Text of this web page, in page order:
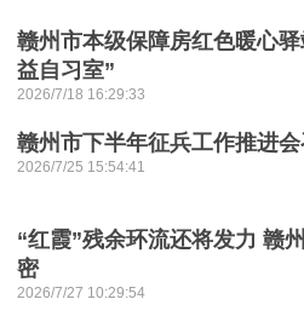
赣州市本级保障房红色暖心
益自习室”
2026/7/18 16:29:33
赣州市下半年征兵工作推进
2026/7/25 15:54:41
“红霞”残余环流还将发力 赣
密
2026/7/27 10:29:54